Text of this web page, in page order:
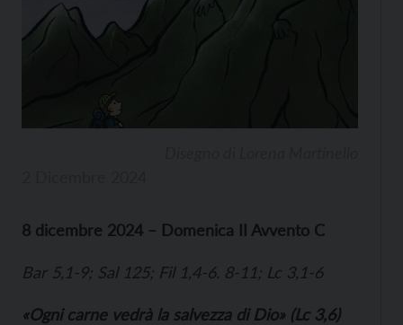
8 dicembre 2024 – Domenica II Avvento C
Bar 5,1-9; Sal 125; Fil 1,4-6. 8-11; Lc 3,1-6
«Ogni carne vedrà la salvezza di Dio» (Lc 3,6)